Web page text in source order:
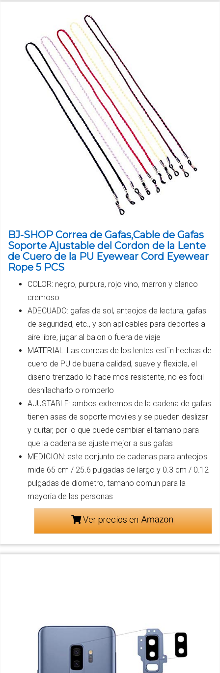
BJ-SHOP Correa de Gafas,Cable de Gafas
Soporte Ajustable del Cordon de la Lente
de Cuero de la PU Eyewear Cord Eyewear
Rope 5 PCS
COLOR: negro, purpura, rojo vino, marron y blanco
cremoso
ADECUADO: gafas de sol, anteojos de lectura, gafas
de seguridad, etc., y son aplicables para deportes al
aire libre, jugar al balon o fuera de viaje
MATERIAL: Las correas de los lentes est¨n hechas de
cuero de PU de buena calidad, suave y flexible, el
diseno trenzado lo hace mos resistente, no es focil
deshilacharlo o romperlo
AJUSTABLE: ambos extremos de la cadena de gafas
tienen asas de soporte moviles y se pueden deslizar
y quitar, por lo que puede cambiar el tamano para
que la cadena se ajuste mejor a sus gafas
MEDICION: este conjunto de cadenas para anteojos
mide 65 cm / 25.6 pulgadas de largo y 0.3 cm / 0.12
pulgadas de diometro, tamano comun para la
mayoria de las personas
Ver precios en